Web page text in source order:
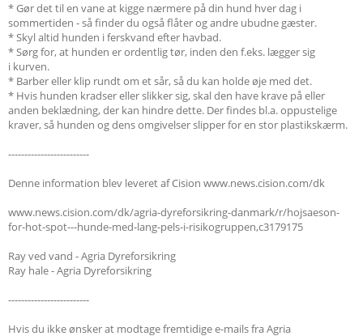
* Gør det til en vane at kigge nærmere på din hund hver dag i
sommertiden - så finder du også flåter og andre ubudne gæster.
* Skyl altid hunden i ferskvand efter havbad.
* Sørg for, at hunden er ordentlig tør, inden den f.eks. lægger sig
i kurven.
* Barber eller klip rundt om et sår, så du kan holde øje med det.
* Hvis hunden kradser eller slikker sig, skal den have krave på eller
anden beklædning, der kan hindre dette. Der findes bl.a. oppustelige
kraver, så hunden og dens omgivelser slipper for en stor plastikskærm.
-------------------------
Denne information blev leveret af Cision www.news.cision.com/dk
www.news.cision.com/dk/agria-dyreforsikring-danmark/r/hojsaeson-
for-hot-spot---hunde-med-lang-pels-i-risikogruppen,c3179175
Ray ved vand - Agria Dyreforsikring
Ray hale - Agria Dyreforsikring
-------------------------
Hvis du ikke ønsker at modtage fremtidige e-mails fra Agria